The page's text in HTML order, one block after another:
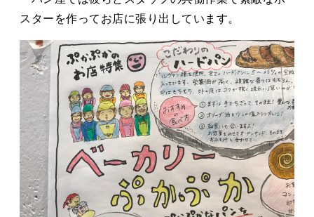
スターを作ってお店に張り出しています。